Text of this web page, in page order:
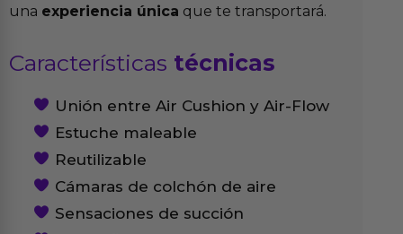
una experiencia única que te transportará.
Características técnicas
Unión entre Air Cushion y Air-Flow
Estuche maleable
Reutilizable
Cámaras de colchón de aire
Sensaciones de succión